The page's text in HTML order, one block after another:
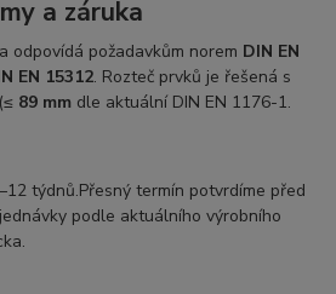
a záruka
a odpovídá požadavkům norem DIN EN
EN 15312. Rozteč prvků je řešená s
89 mm dle aktuální DIN EN 1176-1.
týdnů.Přesný termín potvrdíme před
podle aktuálního výrobního